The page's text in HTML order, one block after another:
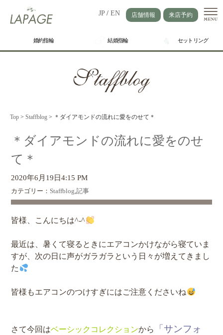
来店予約
店舗情報
JP / EN
婚約指輪 結婚指輪 セットリング
Top > Staffblog > ＊ダイアモンドの流れに愛をのせて＊
＊ダイアモンドの流れに愛をのせ
て＊
2020年6月19日4:15 PM
カテゴリー： Staffblog,記事
皆様、こんにちは^-^
最近は、暑くて寝るときにエアコンかけながら寝ていま
すが、次の日に声がガラガラという日々が増えてきまし
た
皆様もエアコンのつけすぎにはご注意くださいね
さて今回はベーシックコレクションから
「サンフォ